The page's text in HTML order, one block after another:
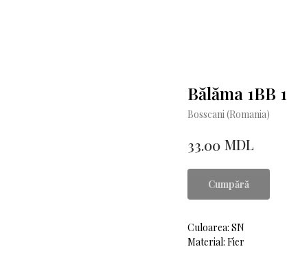
Bălăma 1BB
Bosscani (Romania)
33.00 MDL
Cumpără
Culoarea: SN
Material: Fier